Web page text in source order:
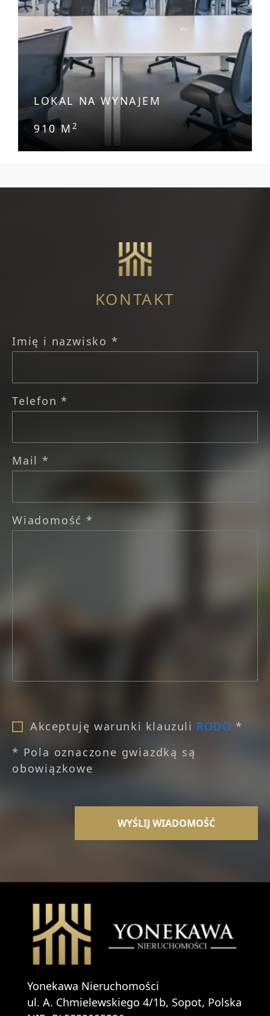
LOKAL NA WYNAJEM
910 M 2
KONTAKT
Imię i nazwisko *
Telefon *
Mail *
Wiadomość *
Akceptuję warunki klauzuli RODO *
* Pola oznaczone gwiazdką są
obowiązkowe
Yonekawa Nieruchomości
ul. A. Chmielewskiego 4/1b, Sopot, Polska